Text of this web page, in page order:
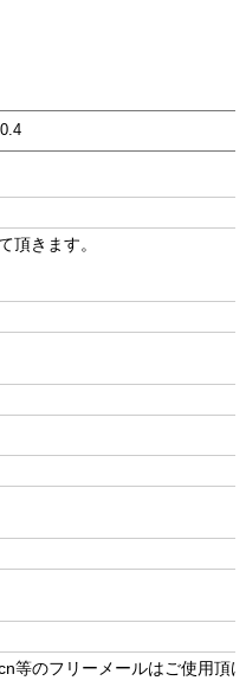
頂きます。
等のフリーメールはご使用頂